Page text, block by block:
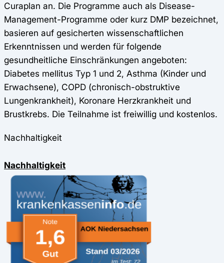
Curaplan an. Die Programme auch als Disease-
Management-Programme oder kurz DMP bezeichnet,
basieren auf gesicherten wissenschaftlichen
Erkenntnissen und werden für folgende
gesundheitliche Einschränkungen angeboten:
Diabetes mellitus Typ 1 und 2, Asthma (Kinder und
Erwachsene), COPD (chronisch-obstruktive
Lungenkrankheit), Koronare Herzkrankheit und
Brustkrebs. Die Teilnahme ist freiwillig und kostenlos.
Nachhaltigkeit
Nachhaltigkeit